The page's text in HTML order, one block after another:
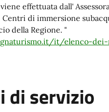
effettuata dall'
di immersione
della Regione. "
it/elenco-
di servizio